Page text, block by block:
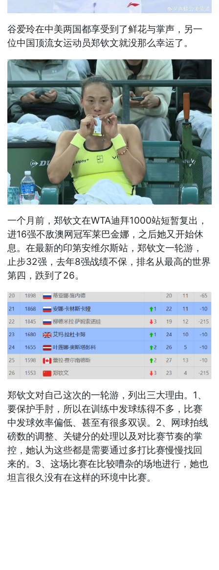
谷爱玲在中美两国都享受到了鲜花与掌声，另一
位中国顶流女运动员郑钦文就没那么幸运了。
一个月前，郑钦文在WTA迪拜1000站短暂复出，
进16强不敌澳网冠军莱巴金娜，之后她又开始休
息。在最新的印第安维尔斯站，郑钦文一轮游，
止步32强，去年8强战绩不保，排名从最高的世界
第四，跌到了26。
郑钦文对自己这次的一轮游，列出三大理由。1、
要保护手肘，所以在训练中发球练得不多，比赛
中发球效率偏低、甚至有很多双误。2、网球拍线
磅数的调整、关键分的处理以及对比赛节奏的掌
控，她认为这些都是需要通过多打比赛慢慢找回
来的。3、这场比赛在比较嘈杂的场地进行，她也
坦言很久没有在这样的环境中比赛。